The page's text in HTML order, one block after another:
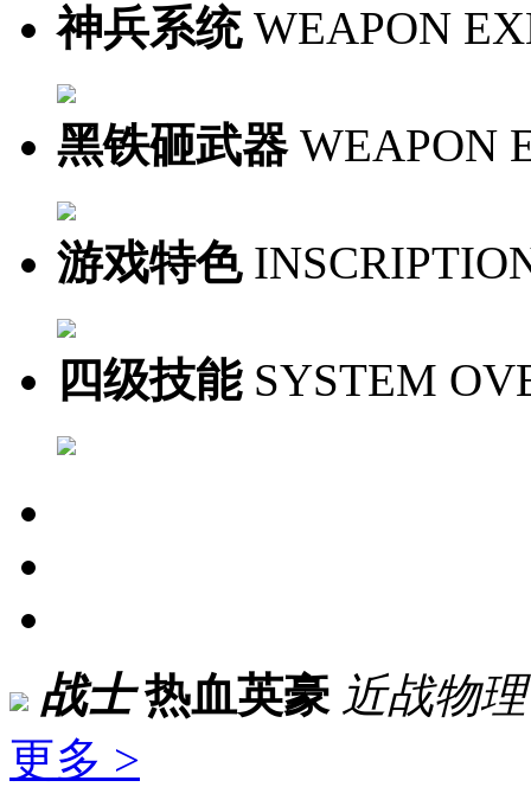
神兵系统 WEAPON
黑铁砸武器 WEAPON
游戏特色
四级技能SYSTEM
战士热血英豪 近战物
更多 >